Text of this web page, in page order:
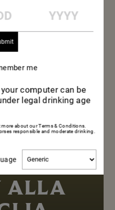
ALLA
Remember
me
computer can be
legal drinking age
about our Terms & Conditions.
responsible and moderate drinking.
Change
language